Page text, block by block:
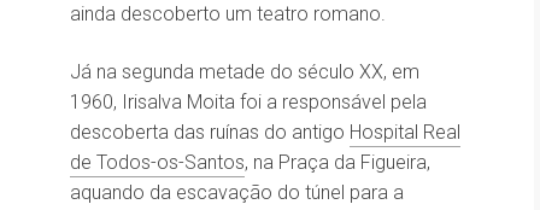
ainda descoberto um teatro romano.
Já na segunda metade do século XX, em
1960, Irisalva Moita foi a responsável pela
descoberta das ruínas do antigo Hospital Real
de Todos-os-Santos, na Praça da Figueira,
aquando da escavação do túnel para a